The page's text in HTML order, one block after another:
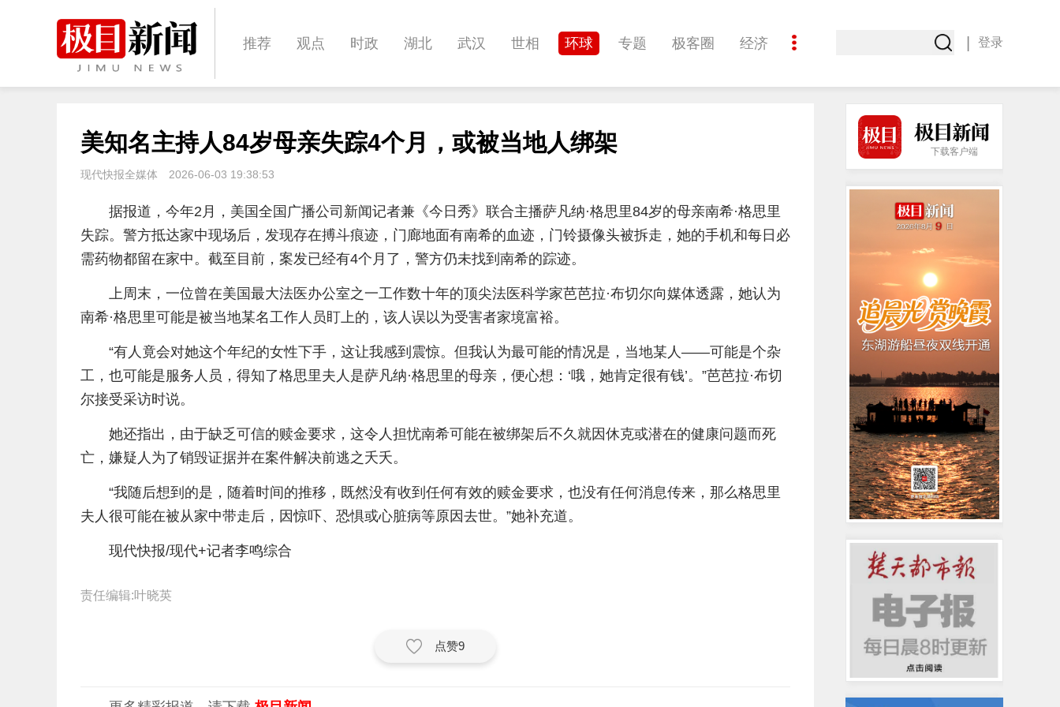
推荐 观点 时政 湖北 武汉 世相 环球 专题 极客圈 经济
体育 娱乐 影像 帅作文 International 职教院
登录
美知名主持人84岁母亲失踪4个月，或被当地人绑架
现代快报全媒体 2026-06-03 19:38:53
据报道，今年2月，美国全国广播公司新闻记者兼《今日秀》联合主播萨凡纳·格思里84岁的母亲南希·格思里
失踪。警方抵达家中现场后，发现存在搏斗痕迹，门廊地面有南希的血迹，门铃摄像头被拆走，她的手机和每日必
需药物都留在家中。截至目前，案发已经有4个月了，警方仍未找到南希的踪迹。
上周末，一位曾在美国最大法医办公室之一工作数十年的顶尖法医科学家芭芭拉·布切尔向媒体透露，她认为
南希·格思里可能是被当地某名工作人员盯上的，该人误以为受害者家境富裕。
“有人竟会对她这个年纪的女性下手，这让我感到震惊。但我认为最可能的情况是，当地某人——可能是个杂
工，也可能是服务人员，得知了格思里夫人是萨凡纳·格思里的母亲，便心想：‘哦，她肯定很有钱’。”芭芭拉·布切
尔接受采访时说。
她还指出，由于缺乏可信的赎金要求，这令人担忧南希可能在被绑架后不久就因休克或潜在的健康问题而死
亡，嫌疑人为了销毁证据并在案件解决前逃之夭夭。
“我随后想到的是，随着时间的推移，既然没有收到任何有效的赎金要求，也没有任何消息传来，那么格思里
夫人很可能在被从家中带走后，因惊吓、恐惧或心脏病等原因去世。”她补充道。
现代快报/现代+记者李鸣综合
责任编辑:叶晓英
点赞9
下载客户端